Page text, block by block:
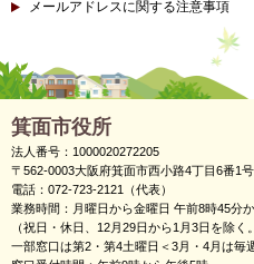
メールアドレスに関する注意事項
箕面市役所
法人番号：1000020272205
〒562-0003大阪府箕面市西小路4丁目6番1
電話：072-723-2121（代表）
業務時間：月曜日から金曜日 午前8時45分
（祝日・休日、12月29日から1月3日を除く。
一部窓口は第2・第4土曜日＜3月・4月は毎